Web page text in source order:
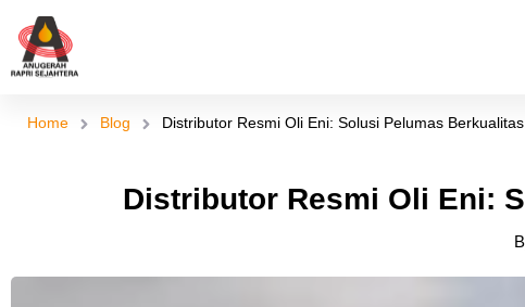
content
Home Blog Distributor Resmi Oli Eni: Solusi Pelumas
Distributor Resmi Oli Eni: